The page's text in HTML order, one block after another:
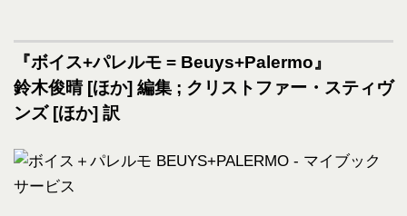
『ボイス+パレルモ = Beuys+Palermo』
鈴木俊晴 [ほか] 編集 ; クリストファー・スティヴ
ンズ [ほか] 訳